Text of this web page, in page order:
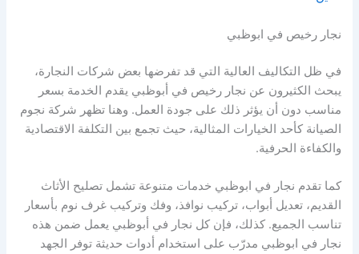
نجار رخيص في ابوظبي
في ظل التكاليف العالية التي قد تفرضها بعض شركات النجارة،
يبحث الكثيرون عن نجار رخيص في أبوظبي يقدم الخدمة بسعر
مناسب دون أن يؤثر ذلك على جودة العمل. وهنا تظهر شركة نجوم
الصيانة كأحد الخيارات المثالية، حيث تجمع بين التكلفة الاقتصادية
والكفاءة الحرفية.
كما تقدم نجار في ابوظبي خدمات متنوعة تشمل تصليح الأثاث
القديم، تعديل أبواب، تركيب نوافذ، وفك وتركيب غرف نوم بأسعار
تناسب الجميع. كذلك، فإن كل نجار في أبوظبي يعمل ضمن هذه
نجار في ابوظبي مدرّب على استخدام أدوات حديثة توفر الجهد